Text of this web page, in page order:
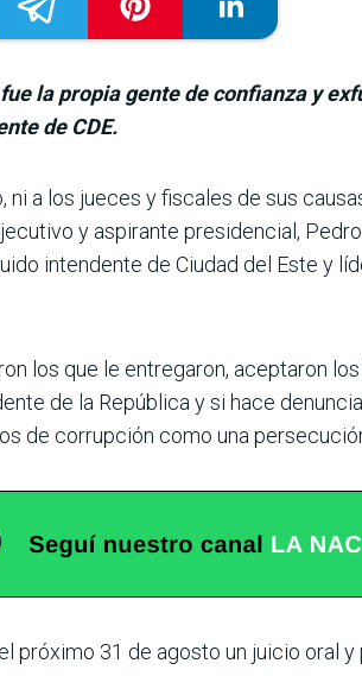
la propia gente de confianza y
de CDE.
ni a los jueces y fiscales de sus
y aspirante presi­dencial,
intendente de Ciudad del Este y
los que le entregaron, aceptaron
de la República y si hace
de corrupción como una
próximo 31 de agosto un juicio oral